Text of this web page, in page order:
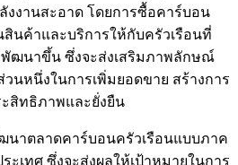
งงานสะอาด โดยการซื้อคาร์บอน
สินค้าและบริการให้กับครัวเรือนที่
ฒนาขึ้น ซึ่งจะส่งเสริมภาพลักษณ์
วนหนึ่งในการเพิ่มยอดขาย สร้างการ
ะสิทธิภาพและยั่งยืน
นาตลาดคาร์บอนครัวเรือนแบบภาค
ะเทศ ซึ่งจะส่งผลให้เป้าหมายในการ